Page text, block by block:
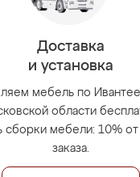
Доставка
и установка
мебель по
области
сборки мебели: 10% от
заказа.